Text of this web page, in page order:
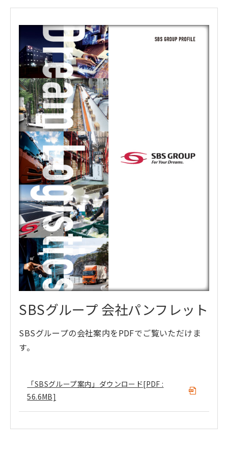
SBSグループ 会社パンフレット
SBSグループの会社案内をPDFでご覧いただけま
す。
「SBSグループ案内」ダウンロード[PDF :
56.6MB]